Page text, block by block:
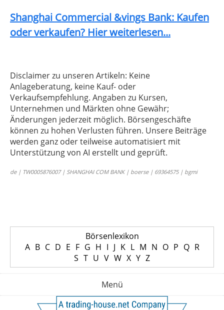
Shanghai Commercial &vings Bank: Kaufen
oder verkaufen? Hier weiterlesen...
Disclaimer zu unseren Artikeln: Keine
Anlageberatung, keine Kauf- oder
Verkaufsempfehlung. Angaben zu Kursen,
Unternehmen und Märkten ohne Gewähr;
Änderungen jederzeit möglich. Börsengeschäfte
können zu hohen Verlusten führen. Unsere Beiträge
werden ganz oder teilweise automatisiert mit
Unterstützung von AI erstellt und geprüft.
de | TW0005876007 | SHANGHAI COM BANK | boerse | 69364575 | bgmi
Börsenlexikon
A B C D E F G H I J K L M N O P Q R
S T U V W X Y Z
Menü